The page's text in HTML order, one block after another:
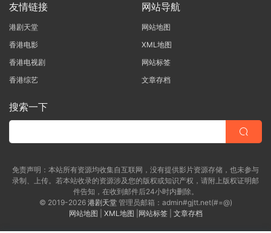
友情链接
港剧天堂
香港电影
香港电视剧
香港综艺
网站导航
网站地图
XML地图
网站标签
文章存档
搜索一下
免责声明：本站所有资源均收集自互联网，没有提供影片资源存储，也未参与
录制、上传。若本站收录的资源涉及您的版权或知识产权，请附上版权证明邮
件告知，在收到邮件后24小时内删除。
© 2019-2026 港剧天堂管理员邮箱：admin#gjtt.net(#=@)
网站地图
XML地图 网站标签| 文章存档